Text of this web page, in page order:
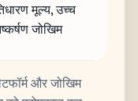
मूल्य, उच्च
जोखिम
और जोखिम